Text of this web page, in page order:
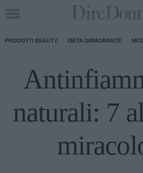
PRODOTTI BEAUTY DIETA DIMAGRANTE
naturali: 7